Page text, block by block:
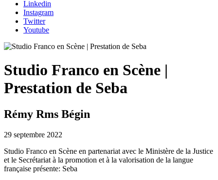
Linkedin
Instagram
Twitter
Youtube
Studio Franco en Scène |
Prestation de Seba
Rémy Rms Bégin
29 septembre 2022
Studio Franco en Scène en partenariat avec le Ministère de la Justice
et le Secrétariat à la promotion et à la valorisation de la langue
française présente: Seba